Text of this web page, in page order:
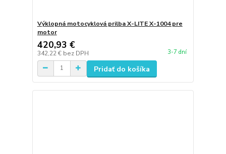
Výklopná motocyklová prilba X-LITE X-1004 pre
motor
420,93 €
342,22 € bez DPH 3-7 dní
Pridať do košíka